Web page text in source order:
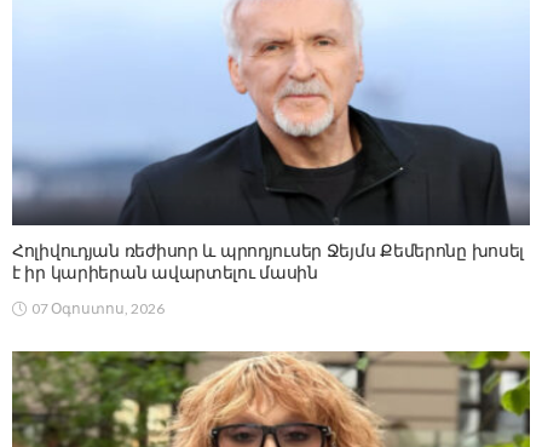
Հոլիվուդյան ռեժիսոր և պրոդյուսեր Ջեյմս Քեմերոնը խոսել
է իր կարիերան ավարտելու մասին
07 Օգոստոս, 2026